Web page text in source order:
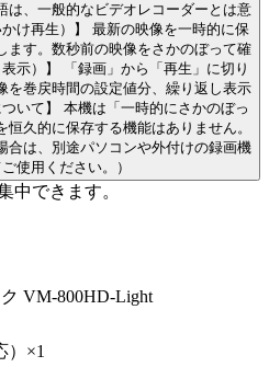
は、一般的なビデオレコーダーとは意
ます。数秒前の映像をさかのぼって確
を巻戻時間の設定値分、繰り返し表示
久的に保存する機能はありません。
合は、別途パソコンや外付けの録画機
使用ください。）
中できます。
VM-800HD-Light
）×1